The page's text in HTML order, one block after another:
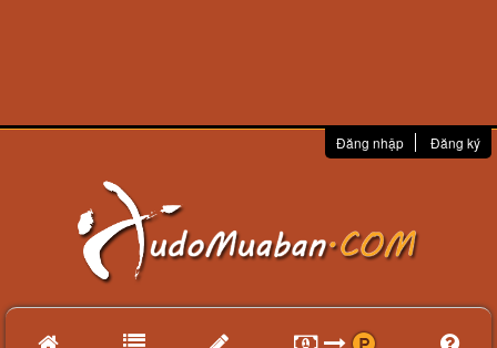
Đăng nhập Đăng ký